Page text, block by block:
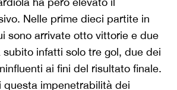
Nelle prime dieci partite in
sono arrivate otto vittorie e due
subito infatti solo tre gol, due dei
ai fini del risultato finale.
questa impenetrabilità dei